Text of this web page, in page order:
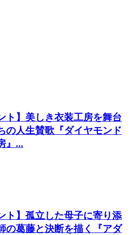
ト】美しき衣装工房を舞台
の人生賛歌『ダイヤモンド
』...
ト】孤立した母子に寄り添
の葛藤と決断を描く『アダ